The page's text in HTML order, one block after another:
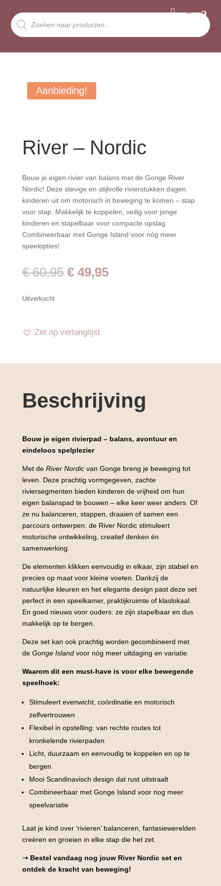
Producten
zoeken
Aanbieding!
River – Nordic
Bouw je eigen rivier van balans met de Gonge River
Nordic! Deze stevige en stijlvolle rivierstukken dagen
kinderen uit om motorisch in beweging te komen – stap
voor stap. Makkelijk te koppelen, veilig voor jonge
kinderen en stapelbaar voor compacte opslag.
Combineerbaar met Gonge Island voor nóg meer
speelopties!
€60,95 Oorspronkelijke
€49,95Huidige
Uitverkocht
Zet op verlanglijst
Beschrijving
Bouw je eigen rivierpad – balans, avontuur en
eindeloos spelplezier
Met de River Nordicvan Gonge breng je beweging tot
leven. Deze prachtig vormgegeven, zachte
riviersegmenten bieden kinderen de vrijheid om hun
eigen balanspad te bouwen – elke keer weer anders. Of
ze nu balanceren, stappen, draaien of samen een
parcours ontwerpen: de River Nordic stimuleert
motorische ontwikkeling, creatief denken én
samenwerking.
De elementen klikken eenvoudig in elkaar, zijn stabiel en
precies op maat voor kleine voeten. Dankzij de
natuurlijke kleuren en het elegante design past deze set
perfect in een speelkamer, praktijkruimte of klaslokaal.
En goed nieuws voor ouders: ze zijn stapelbaar en dus
makkelijk op te bergen.
Deze set kan ook prachtig worden gecombineerd met
de Gonge Islandvoor nóg meer uitdaging en variatie.
Waarom dit een must-have is voor elke bewegende
speelhoek:
Stimuleert evenwicht, coördinatie en motorisch
zelfvertrouwen
Flexibel in opstelling: van rechte routes tot
kronkelende rivierpaden
Licht, duurzaam en eenvoudig te koppelen en op te
bergen
Mooi Scandinavisch design dat rust uitstraalt
Combineerbaar met Gonge Island voor nog meer
speelvariatie
Laat je kind over ‘rivieren’ balanceren, fantasiewerelden
creëren en groeien in elke stap die het zet.
➝ Bestel vandaag nog jouw River Nordic set en
ontdek de kracht van beweging!